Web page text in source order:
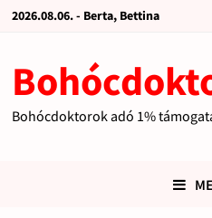
2026.08.06. - Berta, Bettina
Bohócdoktorok adó 1%